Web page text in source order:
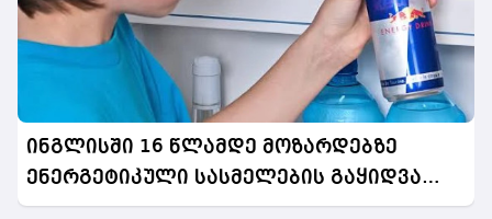
ინგლისში 16 წლამდე მოზარდებზე
ენერგეტიკული სასმელების გაყიდვა
აიკრძალება